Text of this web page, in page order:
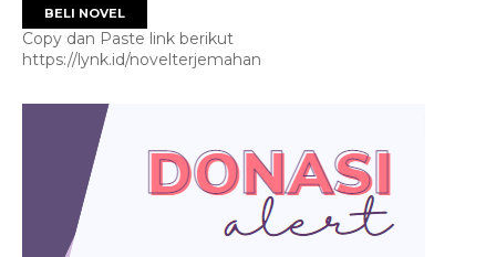
BELI NOVEL
Copy dan Paste link berikut
https://lynk.id/novelterjemahan